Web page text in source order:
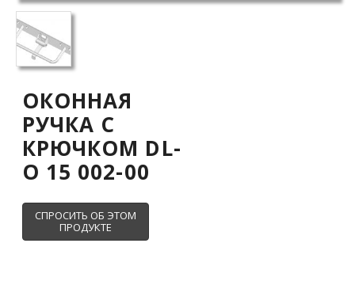
ОКОННАЯ
РУЧКА С
КРЮЧКОМ DL-
O 15 002-00